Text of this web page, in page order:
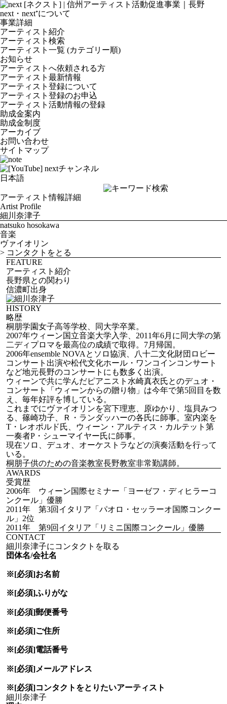
next・next⁺について
事業詳細
アーティスト紹介
アーティスト検索
アーティスト一覧 (カテゴリー順)
お知らせ
アーティストへ依頼される方
アーティスト最新情報
アーティスト登録について
アーティスト登録のお申込
アーティスト活動情報の登録
助成金案内
助成金制度
アーカイブ
お問い合わせ
サイトマップ
アーティスト情報詳細
Artist Profile
細川奈津子
natsuko hosokawa
音楽
ヴァイオリン
> コンタクトをとる
FEATURE
アーティスト紹介
長野県との関わり
信濃町出身
HISTORY
略歴
桐朋学園女子高等学校、同大学卒業。
2007年ウィーン国立音楽大学入学、2011年6月に同大学の第
二ディプロマを最高位の成績で取得。7月帰国。
2006年ensemble NOVAとソロ協演、八十二文化財団ロビー
コンサート出演や松代文化ホール・ワンコインコンサート
など地元長野のコンサートにも数多く出演。
ウィーンで共に学んだピアニスト水崎真衣氏とのデュオ・
コンサート「ウィーンからの贈り物」は今年で第5回目を数
え、毎年好評を博している。
これまでにヴァイオリンを宮下理恵、原ゆかり、塩貝みつ
る、篠崎功子、Ｒ・ランダッハーの各氏に師事。室内楽を
T・レオポルド氏、ウィーン・アルティス・カルテット第
一奏者P・シューマイヤー氏に師事。
現在ソロ、デュオ、オーケストラなどの演奏活動を行って
いる。
桐朋子供のための音楽教室長野教室非常勤講師。
AWARDS
受賞歴
2006年 ウィーン国際セミナー「ヨーゼフ・ディヒラーコ
ンクール」優勝
2011年 第3回イタリア「パオロ・セッラーオ国際コンクー
ル」2位
2011年 第9回イタリア「リミニ国際コンクール」優勝
CONTACT
細川奈津子にコンタクトを取る
団体名/会社名
※[必須]お名前
※[必須]ふりがな
※[必須]郵便番号
※[必須]ご住所
※[必須]電話番号
※[必須]メールアドレス
※[必須]コンタクトをとりたいアーティスト